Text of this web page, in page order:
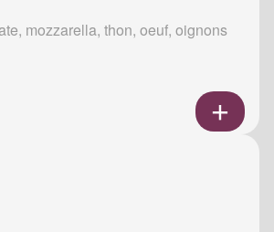
mozzarella, thon, oeuf, oignons